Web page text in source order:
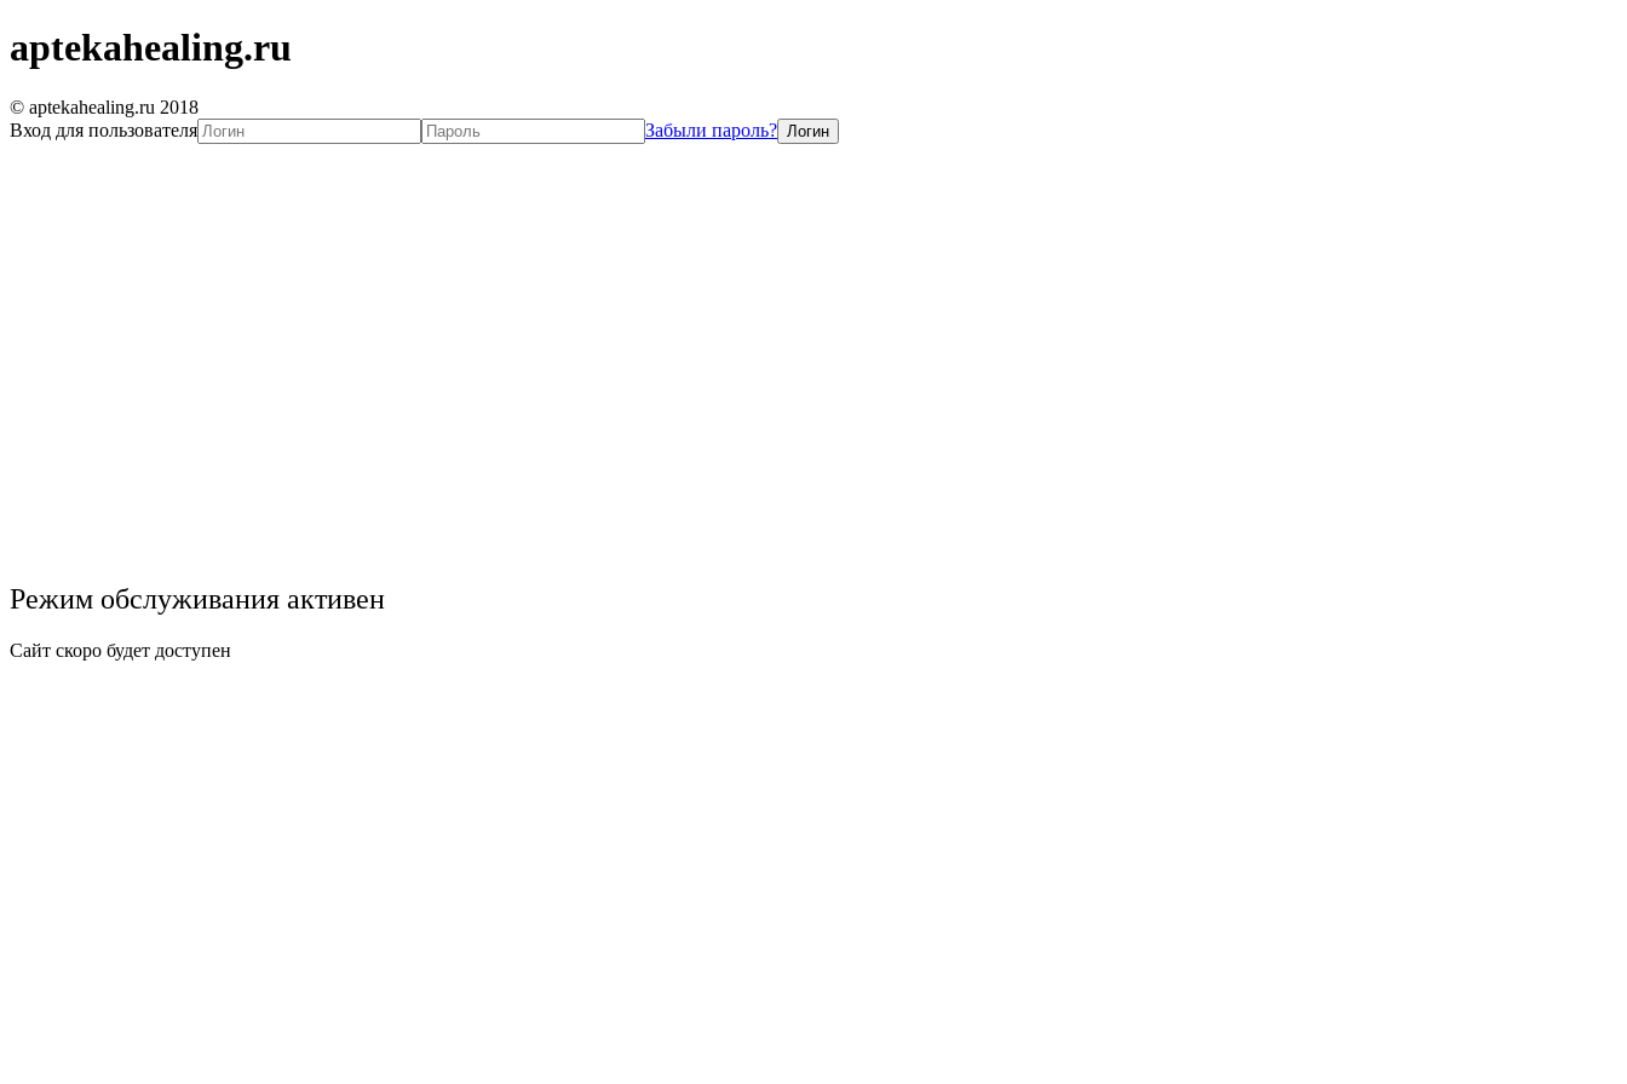
aptekahealing.ru
Режим обслуживания активен
Сайт скоро будет доступен
© aptekahealing.ru 2018
Вход для пользователя
Забыли пароль?